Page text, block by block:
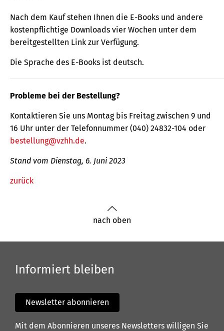
Nach dem Kauf stehen Ihnen die E-Books und andere
kostenpflichtige Downloads vier Wochen unter dem
bereitgestellten Link zur Verfügung.
Die Sprache des E-Books ist deutsch.
Probleme bei der Bestellung?
Kontaktieren Sie uns Montag bis Freitag zwischen 9 und
16 Uhr unter der Telefonnummer (040) 24832-104 oder
bestellung@vzhh.de.
Stand vom Dienstag, 6. Juni 2023
zurück
nach oben
Informiert bleiben
Newsletter abonnieren
Mit dem Abonnieren unseres Newsletters willigen Sie